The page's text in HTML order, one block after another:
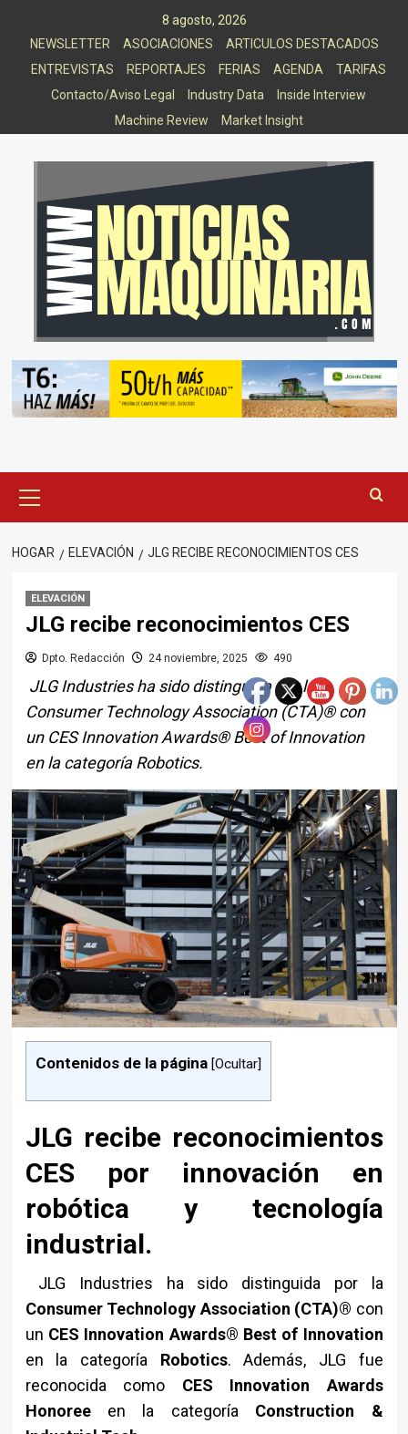
8 agosto, 2026
NEWSLETTER
ASOCIACIONES
ARTICULOS DESTACADOS
ENTREVISTAS
REPORTAJES FERIAS AGENDA
TARIFAS
Contacto/Aviso Legal
Industry Data
Inside Interview
Machine Review
Market Insight
principal
HOGAR ELEVACIÓN JLG RECIBE RECONOCIMIENTOS CES
ELEVACIÓN
JLG recibe reconocimientos CES
Dpto. Redacción 24 noviembre, 2025 490
JLG Industries ha sido distinguida por la
Consumer Technology Association (CTA)® con
un CES Innovation Awards® Best of Innovation
en la categoría Robotics.
Contenidos de la página [Ocultar]
JLG recibe reconocimientos
CES por innovación en
robótica y tecnología
industrial.
JLG Industries ha sido distinguida por la
Consumer Technology Association (CTA)® con
un CES Innovation Awards® Best of Innovation
en la categoría Robotics. Además, JLG fue
reconocida como CES Innovation Awards
Honoreeen la categoría Construction &